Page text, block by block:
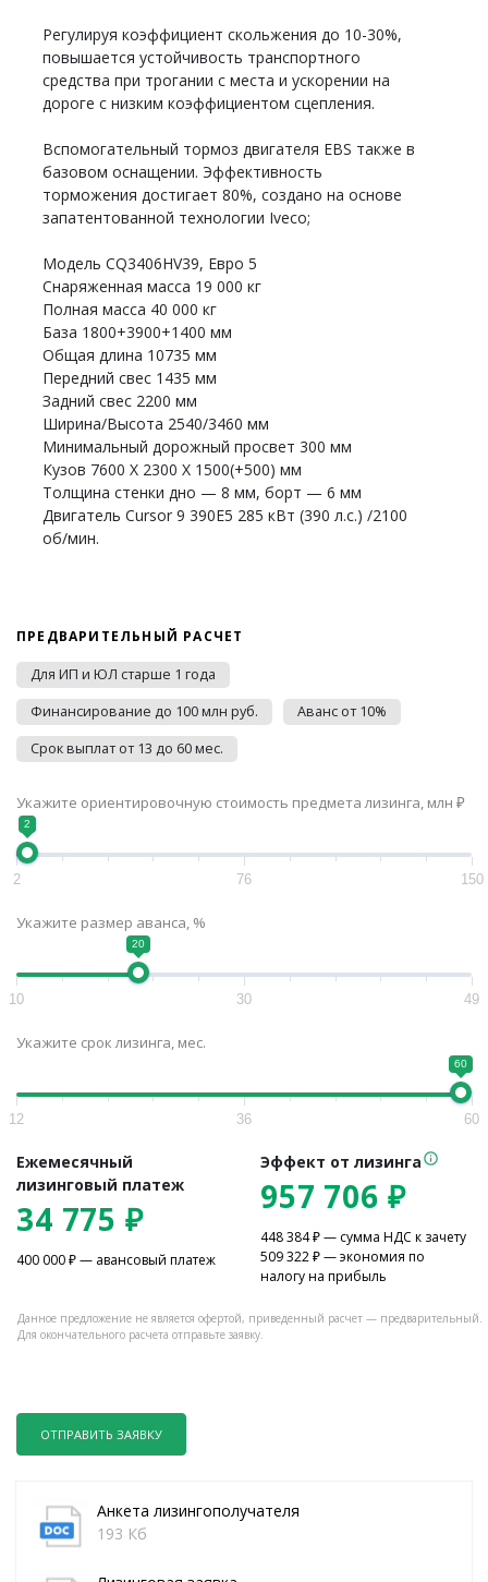
Регулируя коэффициент скольжения до 10-30%,
повышается устойчивость транспортного
средства при трогании с места и ускорении на
дороге с низким коэффициентом сцепления.
Вспомогательный тормоз двигателя EBS также в
базовом оснащении. Эффективность
торможения достигает 80%, создано на основе
запатентованной технологии Iveco;
Модель CQ3406HV39, Евро 5
Снаряженная масса 19 000 кг
Полная масса 40 000 кг
База 1800+3900+1400 мм
Общая длина 10735 мм
Передний свес 1435 мм
Задний свес 2200 мм
Ширина/Высота 2540/3460 мм
Минимальный дорожный просвет 300 мм
Кузов 7600 Х 2300 Х 1500(+500) мм
Толщина стенки дно — 8 мм, борт — 6 мм
Двигатель Cursor 9 390E5 285 кВт (390 л.с.) /2100
об/мин.
ПРЕДВАРИТЕЛЬНЫЙ РАСЧЕТ
Для ИП и ЮЛ старше 1 года
Финансирование до 100 млн руб.
Аванс от 10%
Срок выплат от 13 до 60 мес.
Укажите ориентировочную стоимость предмета лизинга, млн ₽
2
2 76 150
Укажите размер аванса, %
20
10 30 49
Укажите срок лизинга, мес.
60
12 36 60
Ежемесячный
лизинговый платеж
34 775 ₽
400 000₽ — авансовый платеж
Эффект от лизинга
957 706 ₽
448 384₽ — сумма НДС к зачету
509 322₽ — экономия по
налогу на прибыль
Данное предложение не является офертой, приведенный расчет — предварительный.
Для окончательного расчета отправьте заявку.
ОТПРАВИТЬ ЗАЯВКУ
Анкета лизингополучателя
193 Кб